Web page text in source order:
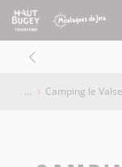
Camping le